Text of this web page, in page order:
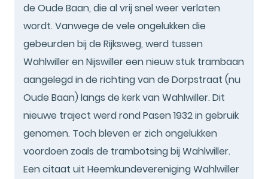
de Oude Baan, die al vrij snel weer verlaten
wordt. Vanwege de vele ongelukken die
gebeurden bij de Rijksweg, werd tussen
Wahlwiller en Nijswiller een nieuw stuk trambaan
aangelegd in de richting van de Dorpstraat (nu
Oude Baan) langs de kerk van Wahlwiller. Dit
nieuwe traject werd rond Pasen 1932 in gebruik
genomen. Toch bleven er zich ongelukken
voordoen zoals de trambotsing bij Wahlwiller.
Een citaat uit Heemkundevereniging Wahlwiller